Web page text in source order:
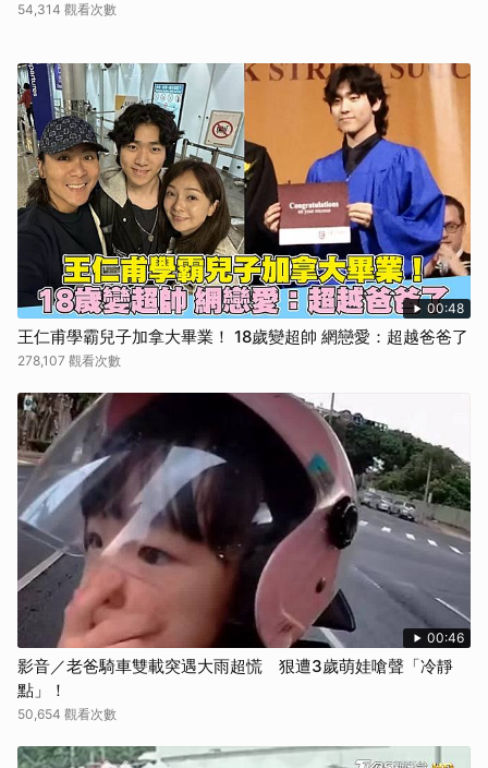
54,314 觀看次數
00:48
王仁甫學霸兒子加拿大畢業！ 18歲變超帥 網戀愛：超越爸爸了
278,107 觀看次數
00:46
影音／老爸騎車雙載突遇大雨超慌 狠遭3歲萌娃嗆聲「冷靜
點」！
50,654 觀看次數